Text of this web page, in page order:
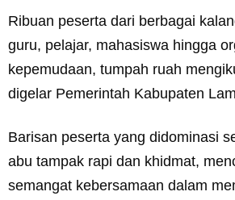
Ribuan peserta dari berbagai
guru, pelajar, mahasiswa hingga
kepemudaan, tumpah ruah
digelar Pemerintah Kabupaten
Barisan peserta yang didominasi
abu tampak rapi dan khidmat,
semangat kebersamaan dalam